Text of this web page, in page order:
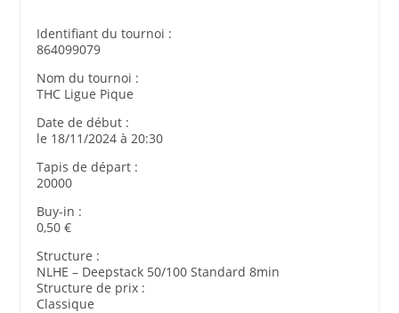
Identifiant du tournoi :
864099079
Nom du tournoi :
THC Ligue Pique
Date de début :
le 18/11/2024 à 20:30
Tapis de départ :
20000
Buy-in :
0,50 €
Structure :
NLHE – Deepstack 50/100 Standard 8min
Structure de prix :
Classique